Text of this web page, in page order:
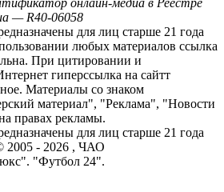
онлайн-медиа в Реестре
— R40-06058
для лиц старше 21 года
любых материалов ссылка
При цитировании и
гиперссылка на сайтт
Материалы со знаком
материал", "Реклама", "Новости
правах рекламы.
для лиц старше 21 года
2005 - 2026 , ЧАО
"Футбол 24".